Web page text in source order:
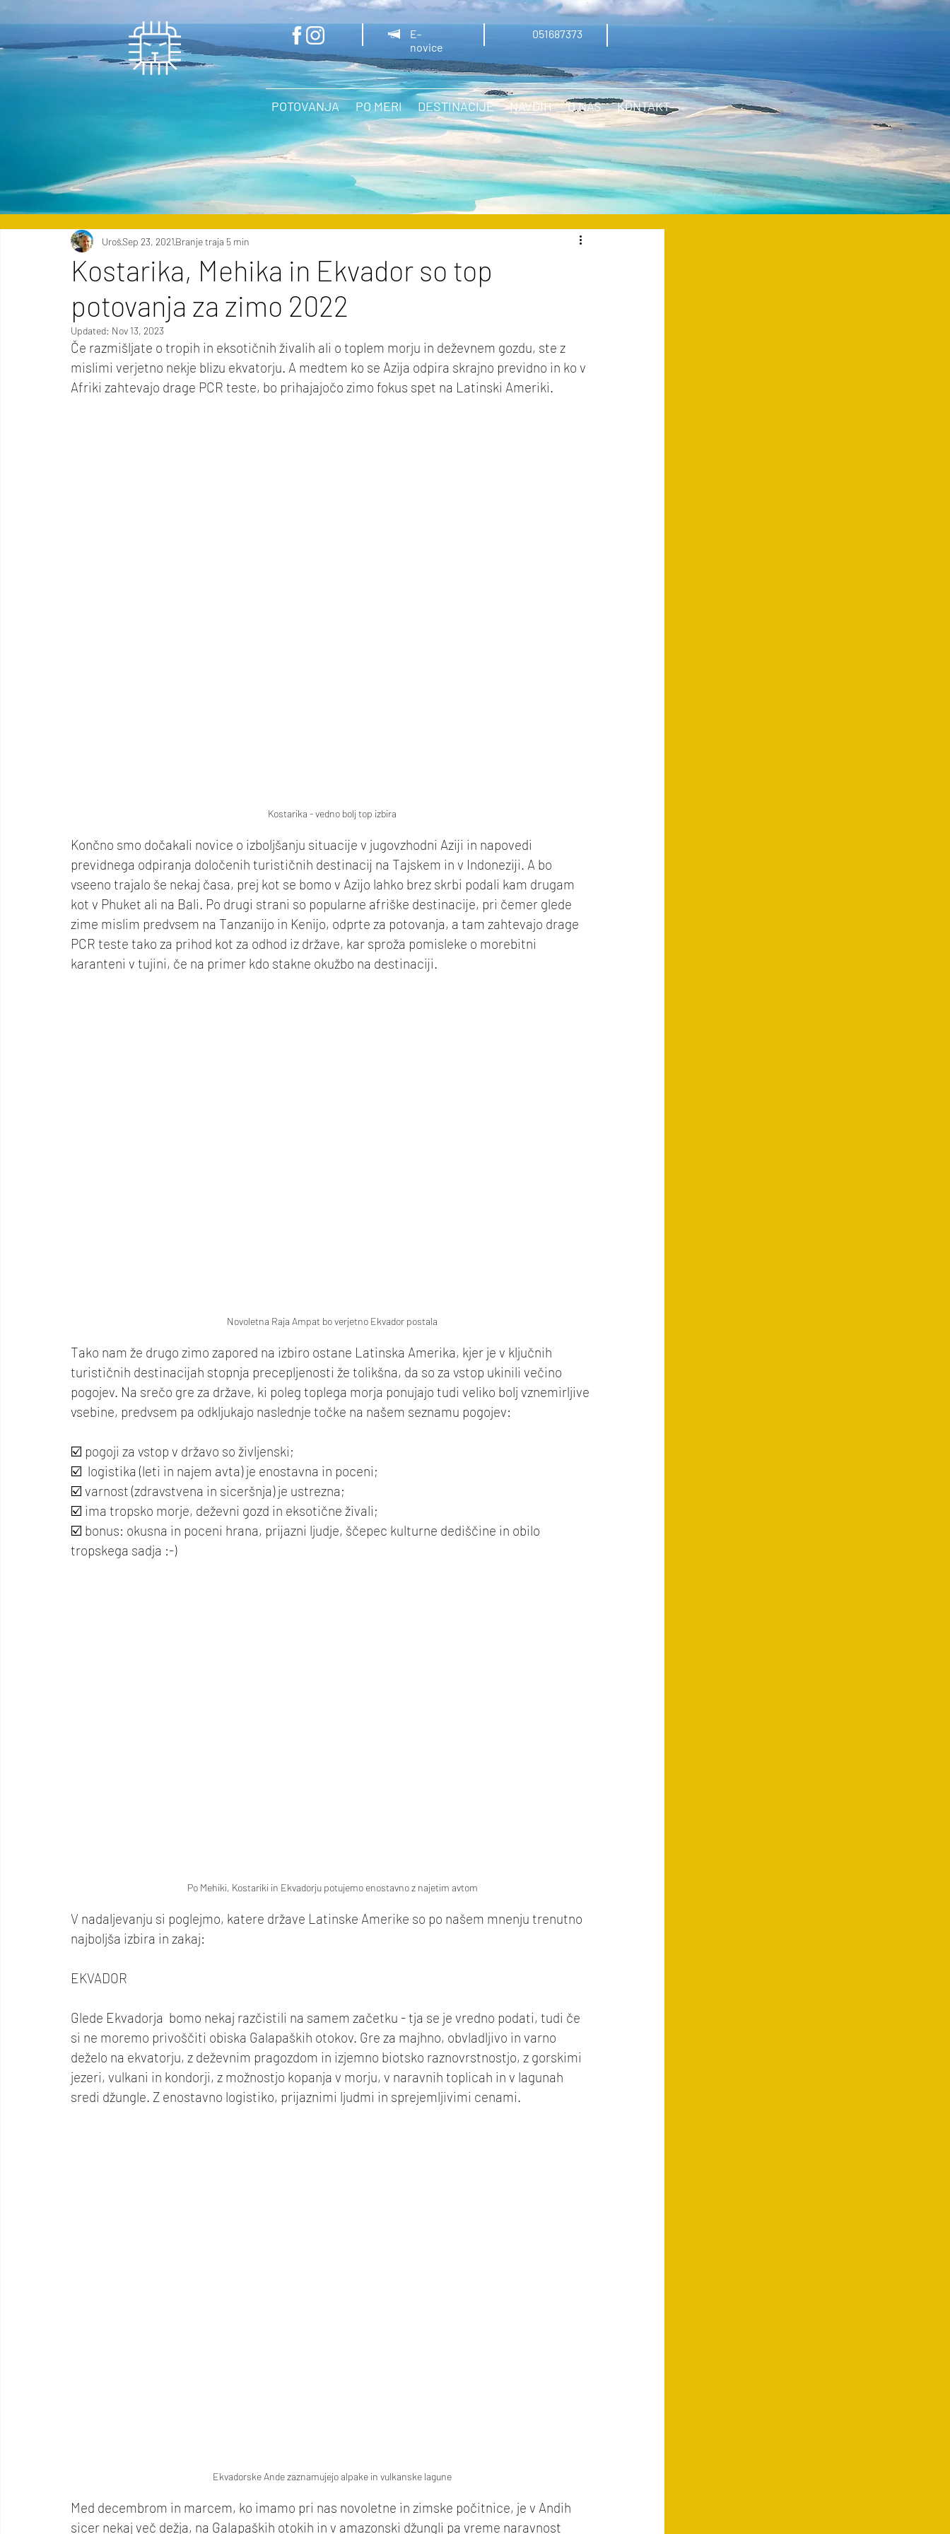
E-
novice
051687373
POTOVANJA PO MERI DESTINACIJE NAVDIH O NAS KONTAKT
Kostarika, Mehika in Ekvador so top
potovanja za zimo 2022
UrošSep 23, 2021Branje traja 5 min
Updated: Nov 13, 2023
Če razmišljate o tropih in eksotičnih živalih ali o toplem morju in deževnem gozdu, ste z
mislimi verjetno nekje blizu ekvatorju. A medtem ko se Azija odpira skrajno previdno in ko v
Afriki zahtevajo drage PCR teste, bo prihajajočo zimo fokus spet na Latinski Ameriki.
Kostarika - vedno bolj top izbira
Končno smo dočakali novice o izboljšanju situacije v jugovzhodni Aziji in napovedi
previdnega odpiranja določenih turističnih destinacij na Tajskem in v Indoneziji. A bo
vseeno trajalo še nekaj časa, prej kot se bomo v Azijo lahko brez skrbi podali kam drugam
kot v Phuket ali na Bali. Po drugi strani so popularne afriške destinacije, pri čemer glede
zime mislim predvsem na Tanzanijo in Kenijo, odprte za potovanja, a tam zahtevajo drage
PCR teste tako za prihod kot za odhod iz države, kar sproža pomisleke o morebitni
karanteni v tujini, če na primer kdo stakne okužbo na destinaciji.
Novoletna Raja Ampat bo verjetno Ekvador postala
Tako nam že drugo zimo zapored na izbiro ostane Latinska Amerika, kjer je v ključnih
turističnih destinacijah stopnja precepljenosti že tolikšna, da so za vstop ukinili večino
pogojev. Na srečo gre za države, ki poleg toplega morja ponujajo tudi veliko bolj vznemirljive
vsebine, predvsem pa odkljukajo naslednje točke na našem seznamu pogojev:
☑️ pogoji za vstop v državo so življenski;
☑️  logistika (leti in najem avta) je enostavna in poceni;
☑️ varnost (zdravstvena in siceršnja) je ustrezna;
☑️ ima tropsko morje, deževni gozd in eksotične živali;
☑️ bonus: okusna in poceni hrana, prijazni ljudje, ščepec kulturne dediščine in obilo
tropskega sadja :-)
Po Mehiki, Kostariki in Ekvadorju potujemo enostavno z najetim avtom
V nadaljevanju si poglejmo, katere države Latinske Amerike so po našem mnenju trenutno
najboljša izbira in zakaj:
EKVADOR
Glede Ekvadorja  bomo nekaj razčistili na samem začetku - tja se je vredno podati, tudi če
si ne moremo privoščiti obiska Galapaških otokov. Gre za majhno, obvladljivo in varno
deželo na ekvatorju, z deževnim pragozdom in izjemno biotsko raznovrstnostjo, z gorskimi
jezeri, vulkani in kondorji, z možnostjo kopanja v morju, v naravnih toplicah in v lagunah
sredi džungle. Z enostavno logistiko, prijaznimi ljudmi in sprejemljivimi cenami.
Ekvadorske Ande zaznamujejo alpake in vulkanske lagune
Med decembrom in marcem, ko imamo pri nas novoletne in zimske počitnice, je v Andih
sicer nekaj več dežja, na Galapaških otokih in v amazonski džungli pa vreme naravnost